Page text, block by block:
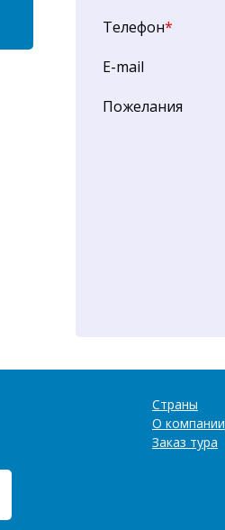
Телефон*
E-mail
Пожелания
Страны
О компании
Заказ тура